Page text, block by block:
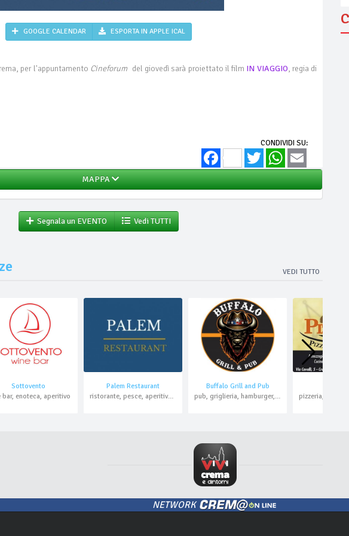
GOOGLE CALENDAR ESPORTA IN APPLE ICAL
per l'appuntamento Cineforum del giovedì sarà proiettato il film IN VIAGGIO, regia di
CONDIVIDI SU:
FacebookTwitter WhatsApp
MAPPA
Segnala un EVENTO Vedi TUTTI
VEDI TUTTO
Sottovento
bar, enoteca, aperitivo
Palem Restaurant
ristorante, pesce, aperitivo, pranzo di lavoro
Buffalo Grill and Pub
pub, griglieria, hamburger, pizzeria, asporto
NETWORK